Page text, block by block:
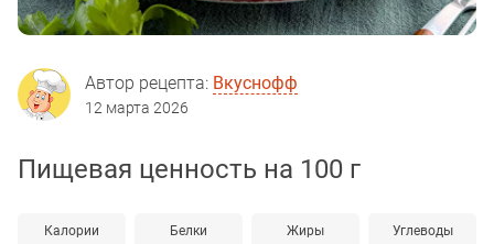
Автор рецепта: Вкуснофф
12 марта 2026
Пищевая ценность на 100 г
Калории Белки Жиры Углеводы